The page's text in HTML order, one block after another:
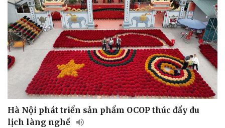
Hà Nội phát triển sản phẩm OCOP thúc đẩy du
lịch làng nghề